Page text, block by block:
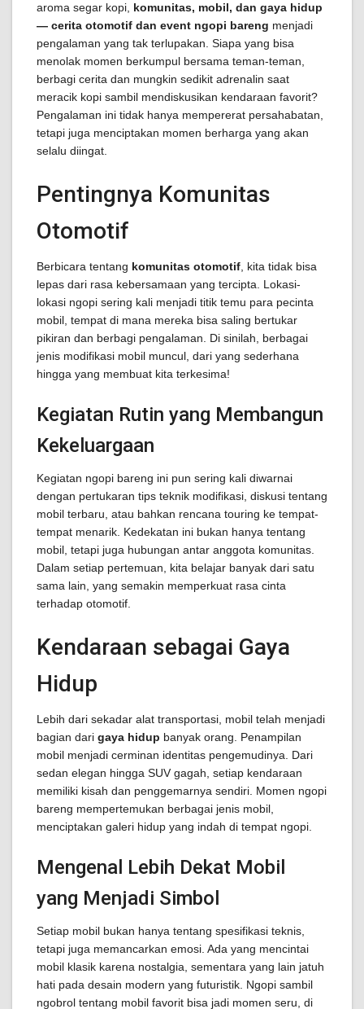
aroma segar kopi, komunitas, mobil, dan gaya hidup
— cerita otomotif dan event ngopi bareng menjadi
pengalaman yang tak terlupakan. Siapa yang bisa
menolak momen berkumpul bersama teman-teman,
berbagi cerita dan mungkin sedikit adrenalin saat
meracik kopi sambil mendiskusikan kendaraan favorit?
Pengalaman ini tidak hanya mempererat persahabatan,
tetapi juga menciptakan momen berharga yang akan
selalu diingat.
Pentingnya Komunitas
Otomotif
Berbicara tentang komunitas otomotif , kita tidak bisa
lepas dari rasa kebersamaan yang tercipta. Lokasi-
lokasi ngopi sering kali menjadi titik temu para pecinta
mobil, tempat di mana mereka bisa saling bertukar
pikiran dan berbagi pengalaman. Di sinilah, berbagai
jenis modifikasi mobil muncul, dari yang sederhana
hingga yang membuat kita terkesima!
Kegiatan Rutin yang Membangun
Kekeluargaan
Kegiatan ngopi bareng ini pun sering kali diwarnai
dengan pertukaran tips teknik modifikasi, diskusi tentang
mobil terbaru, atau bahkan rencana touring ke tempat-
tempat menarik. Kedekatan ini bukan hanya tentang
mobil, tetapi juga hubungan antar anggota komunitas.
Dalam setiap pertemuan, kita belajar banyak dari satu
sama lain, yang semakin memperkuat rasa cinta
terhadap otomotif.
Kendaraan sebagai Gaya
Hidup
Lebih dari sekadar alat transportasi, mobil telah menjadi
bagian dari gaya hidup banyak orang. Penampilan
mobil menjadi cerminan identitas pengemudinya. Dari
sedan elegan hingga SUV gagah, setiap kendaraan
memiliki kisah dan penggemarnya sendiri. Momen ngopi
bareng mempertemukan berbagai jenis mobil,
menciptakan galeri hidup yang indah di tempat ngopi.
Mengenal Lebih Dekat Mobil
yang Menjadi Simbol
Setiap mobil bukan hanya tentang spesifikasi teknis,
tetapi juga memancarkan emosi. Ada yang mencintai
mobil klasik karena nostalgia, sementara yang lain jatuh
hati pada desain modern yang futuristik. Ngopi sambil
ngobrol tentang mobil favorit bisa jadi momen seru, di